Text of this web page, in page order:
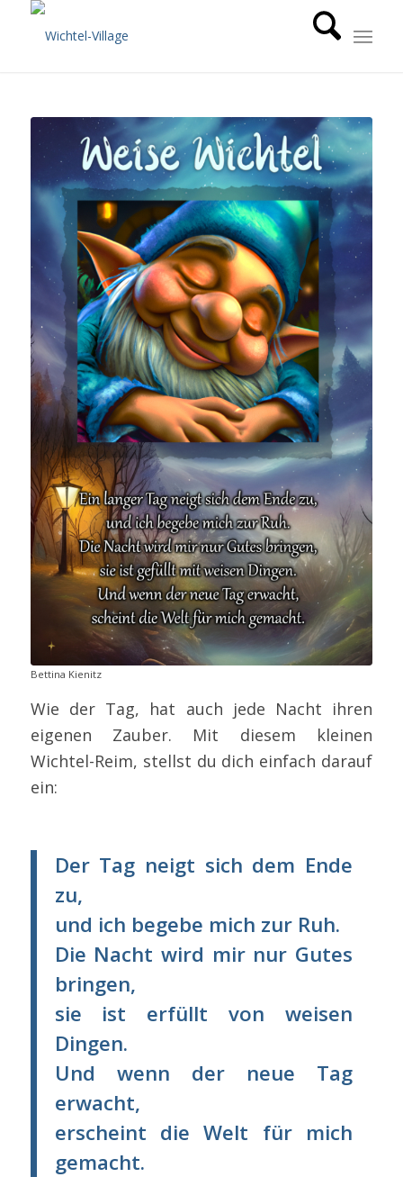
Bettina Kienitz
Wie der Tag, hat auch jede Nacht ihren
eigenen Zauber. Mit diesem kleinen
Wichtel-Reim, stellst du dich einfach darauf
ein:
Der Tag neigt sich dem Ende
zu,
und ich begebe mich zur Ruh.
Die Nacht wird mir nur Gutes
bringen,
sie ist erfüllt von weisen
Dingen.
Und wenn der neue Tag
erwacht,
erscheint die Welt für mich
gemacht.